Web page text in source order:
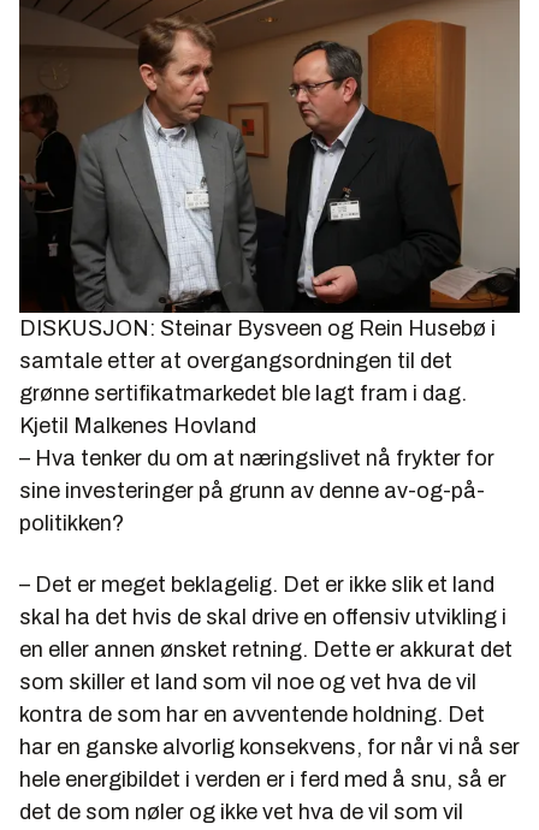
DISKUSJON: Steinar Bysveen og Rein Husebø i
samtale etter at overgangsordningen til det
grønne sertifikatmarkedet ble lagt fram i dag.
Kjetil Malkenes Hovland
– Hva tenker du om at næringslivet nå frykter for
sine investeringer på grunn av denne av-og-på-
politikken?
– Det er meget beklagelig. Det er ikke slik et land
skal ha det hvis de skal drive en offensiv utvikling i
en eller annen ønsket retning. Dette er akkurat det
som skiller et land som vil noe og vet hva de vil
kontra de som har en avventende holdning. Det
har en ganske alvorlig konsekvens, for når vi nå ser
hele energibildet i verden er i ferd med å snu, så er
det de som nøler og ikke vet hva de vil som vil